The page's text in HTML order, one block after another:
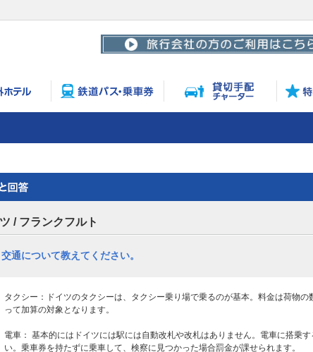
ツ / フランクフルト
交通について教えてください。
タクシー：ドイツのタクシーは、タクシー乗り場で乗るのが基本。料金は荷物の
って加算の対象となります。
電車： 基本的にはドイツには駅には自動改札や改札はありません。電車に搭乗
い。乗車券を持たずに乗車して、検察に見つかった場合罰金が課せられます。